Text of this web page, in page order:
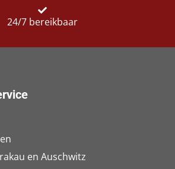
24/7 bereikbaar
en Auschwitz